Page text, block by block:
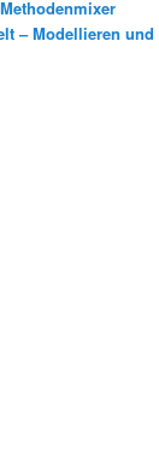
– Modellieren